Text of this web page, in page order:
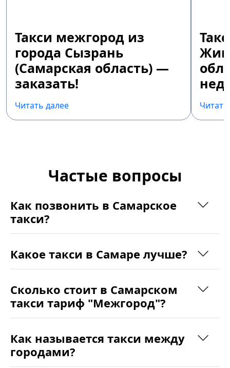
Такси межгород из
города Сызрань
(Самарская область) —
заказать!
Читать далее
Частые вопросы
Как позвонить в Самарское
такси?
Какое такси в Самаре лучше?
Сколько стоит в Самарском
такси тариф "Межгород"?
Как называется такси между
городами?